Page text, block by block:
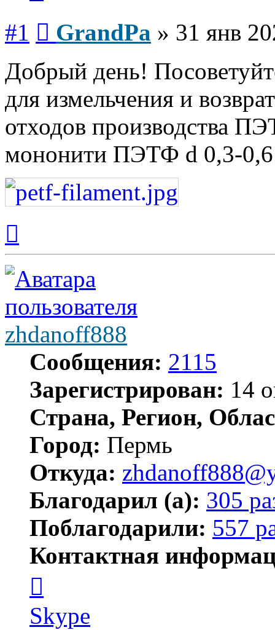
#1 GrandPa » 31 янв
Добрый день!
для измельчения и
отходов производства
мононити ПЭТФ d 0,3-
началу
zhdanoff888
Сообщения: 2115
Зарегистрирован: 14
Страна, Регион,
Город: Пермь
Откуда:
Благодарил (а): 305
Поблагодарили: 557
Контактная
пользователя
zhdanoff888
Skype